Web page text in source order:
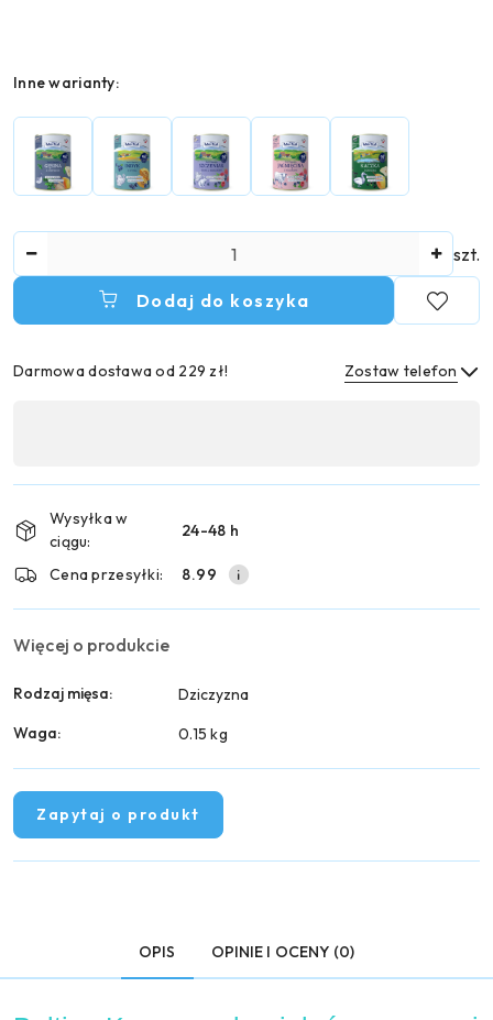
Wariant
Inne warianty:
szt.
Dodaj do koszyka
Darmowa dostawa od 229 zł! Zostaw telefon
płatność
dostawa
Wysyłka w
ciągu:
24-48 h
Cena przesyłki: 8.99
Więcej o produkcie
Rodzaj mięsa:
Dziczyzna
Waga:
0.15 kg
Zapytaj o produkt
OPIS OPINIE I OCENY (0)